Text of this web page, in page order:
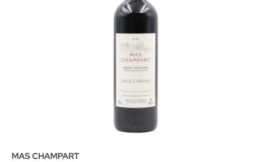
MAS CHAMPART